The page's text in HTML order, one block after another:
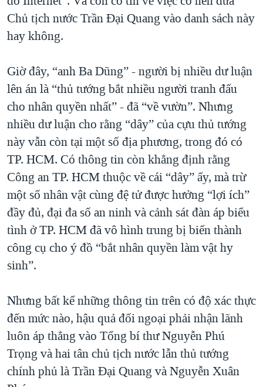
Chủ tịch nước Trần Đại Quang vào danh sách này
hay không.
Giờ đây, “anh Ba Dũng” - người bị nhiều dư luận
lên án là “thủ tướng bắt nhiều người tranh đấu
cho nhân quyền nhất” - đã “về vườn”. Nhưng
nhiều dư luận cho rằng “dây” của cựu thủ tướng
này vẫn còn tại một số địa phương, trong đó có
TP. HCM. Có thông tin còn khẳng định rằng
Công an TP. HCM thuộc về cái “dây” ấy, mà trừ
một số nhân vật cùng đệ tử được hưởng “lợi ích”
đầy đủ, đại đa số an ninh và cảnh sát đàn áp biểu
tình ở TP. HCM đã vô hình trung bị biến thành
công cụ cho ý đồ “bắt nhân quyền làm vật hy
sinh”.
Nhưng bất kể những thông tin trên có độ xác thực
đến mức nào, hậu quả đối ngoại phải nhận lãnh
luôn áp thẳng vào Tổng bí thư Nguyễn Phú
Trọng và hai tân chủ tịch nước lẫn thủ tướng
chính phủ là Trần Đại Quang và Nguyễn Xuân